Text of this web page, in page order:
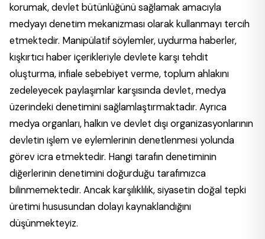
korumak, devlet bütünlüğünü sağlamak amacıyla
medyayı denetim mekanizması olarak kullanmayı tercih
etmektedir. Manipülatif söylemler, uydurma haberler,
kışkırtıcı haber içerikleriyle devlete karşı tehdit
oluşturma, infiale sebebiyet verme, toplum ahlakını
zedeleyecek paylaşımlar karşısında devlet, medya
üzerindeki denetimini sağlamlaştırmaktadır. Ayrıca
medya organları, halkın ve devlet dışı organizasyonlarının
devletin işlem ve eylemlerinin denetlenmesi yolunda
görev icra etmektedir. Hangi tarafın denetiminin
diğerlerinin denetimini doğurduğu tarafımızca
bilinmemektedir. Ancak karşılıklılık, siyasetin doğal tepki
üretimi hususundan dolayı kaynaklandığını
düşünmekteyiz.